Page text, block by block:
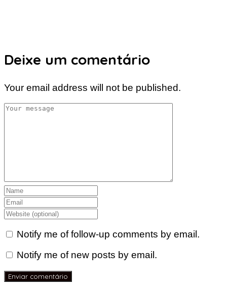
Deixe um comentário
Your email address will not be published.
Notify me of follow-up comments by email.
Notify me of new posts by email.